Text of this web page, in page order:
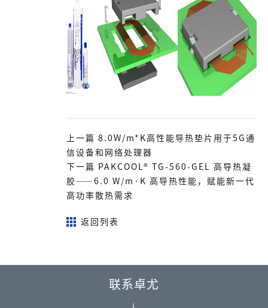
上一篇 8.0W/m*K高性能导热垫片用于5G通
信设备和网络处理器
下一篇 PAKCOOL® TG-560-GEL 高导热凝
胶——6.0 W/m·K 高导热性能，赋能新一代
高功率散热需求
返回列表
联系卓尤